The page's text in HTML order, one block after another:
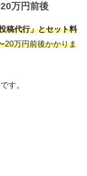
万円前後
稿代行」とセット料
20万円前後かかりま
す。